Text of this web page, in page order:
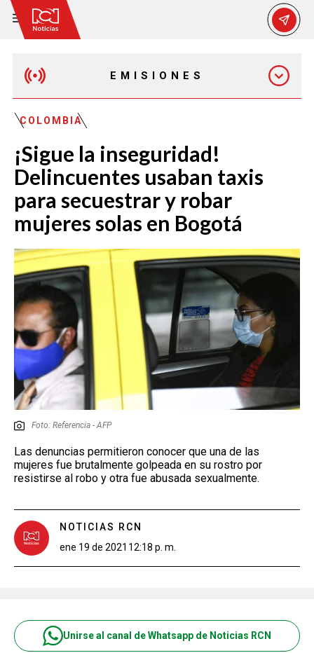
EMISIONES
EMISIÓN 12:30 PM
EMISIÓN 7:00 PM
EMISIÓN 11:30 PM
COLOMBIA
¡Sigue la inseguridad!
Delincuentes usaban taxis
para secuestrar y robar
mujeres solas en Bogotá
Foto: Referencia - AFP
Las denuncias permitieron conocer que una de las
mujeres fue brutalmente golpeada en su rostro por
resistirse al robo y otra fue abusada sexualmente.
NOTICIAS RCN
ene 19 de 2021 12:18 p. m.
Unirse al canal de Whatsapp de Noticias RCN